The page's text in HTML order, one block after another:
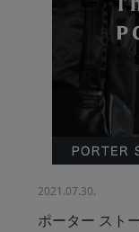
2021.07.30.
ポーター スト